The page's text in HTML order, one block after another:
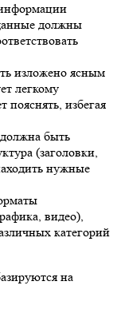
должны
изложено ясным
легкому
избегая
быть
(заголовки,
нужные
видео),
категорий
на